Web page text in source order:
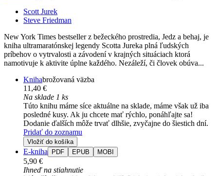
Scott Jurek
Steve Friedman
New York Times bestseller z bežeckého prostredia, Jedz a behaj, je
kniha ultramaratónskej legendy Scotta Jureka plná ľudských
príbehov o vytrvalosti a závodení v krajných situáciach ktorá
namotivuje k aktivite úplne každého. Nezáleží, či človek obúva...
Knihabrožovaná väzba
11,40 €
Na sklade 1 ks
Túto knihu máme síce aktuálne na sklade, máme však už iba
posledné kusy. Ak ju chcete mať rýchlo, ponáhľajte sa!
Dodanie ďalších môže trvať dlhšie, zvyčajne do šiestich dní.
Pridať do zoznamu
Vložiť do košíka
E-kniha PDF EPUB MOBI
5,90 €
Ihneď na stiahnutie